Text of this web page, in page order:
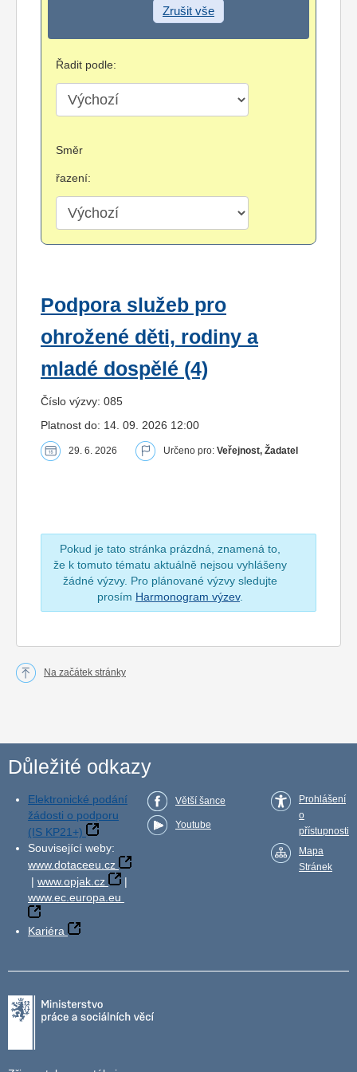
Zrušit vše
Řadit podle:
Směr
řazení:
Podpora služeb pro
ohrožené děti, rodiny a
mladé dospělé (4)
Číslo výzvy: 085
Platnost do: 14. 09. 2026 12:00
29. 6. 2026 Určeno pro: Veřejnost, Žadatel
Pokud je tato stránka prázdná, znamená to,
že k tomuto tématu aktuálně nejsou vyhlášeny
žádné výzvy. Pro plánované výzvy sledujte
prosím Harmonogram výzev.
Na začátek stránky
Důležité odkazy
Elektronické podání
žádosti o podporu
(IS KP21+)
Související weby:
www.dotaceeu.cz
| www.opjak.cz
|
www.ec.europa.eu
Kariéra
Větší šance
Youtube
Prohlášení
o
přístupnosti
Mapa
Stránek